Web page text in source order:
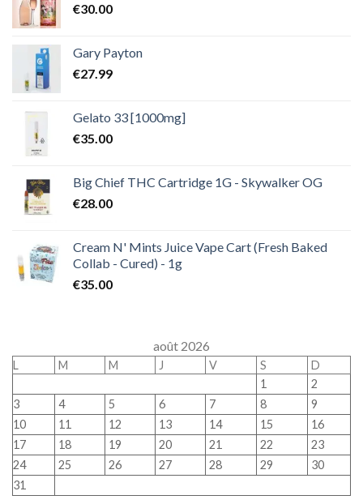
€30.00
Gary Payton
€27.99
Gelato 33 [1000mg]
€35.00
Big Chief THC Cartridge 1G - Skywalker OG
€28.00
Cream N' Mints Juice Vape Cart (Fresh Baked
Collab - Cured) - 1g
€35.00
août 2026
L M M J V S
D
1
2
3
4 5 6 7 8
9
10
11 12 13 14 15
16
17
18 19 20 21 22
23
24
25 26 27 28 29
30
31